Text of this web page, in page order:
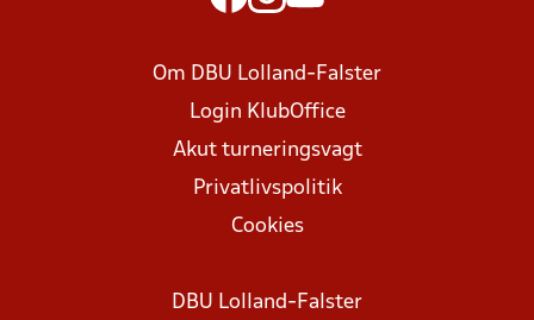
Om DBU Lolland-Falster
Login KlubOffice
Akut turneringsvagt
Privatlivspolitik
Cookies
DBU Lolland-Falster